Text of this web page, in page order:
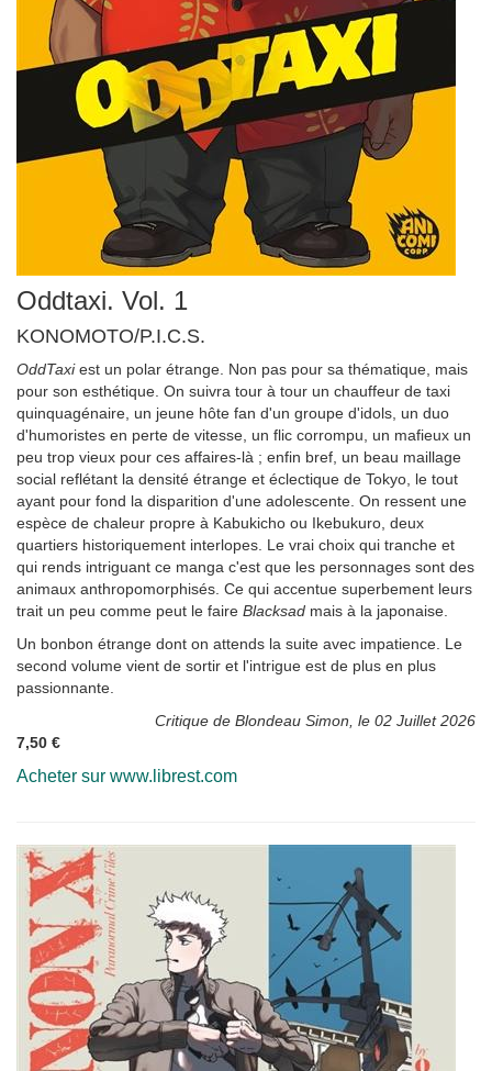
Oddtaxi. Vol. 1
KONOMOTO/P.I.C.S.
OddTaxiest un polar étrange. Non pas pour sa thématique, mais
pour son esthétique. On suivra tour à tour un chauffeur de taxi
quinquagénaire, un jeune hôte fan d'un groupe d'idols, un duo
d'humoristes en perte de vitesse, un flic corrompu, un mafieux un
peu trop vieux pour ces affaires-là ; enfin bref, un beau maillage
social reflétant la densité étrange et éclectique de Tokyo, le tout
ayant pour fond la disparition d'une adolescente. On ressent une
espèce de chaleur propre à Kabukicho ou Ikebukuro, deux
quartiers historiquement interlopes. Le vrai choix qui tranche et
qui rends intriguant ce manga c'est que les personnages sont des
animaux anthropomorphisés. Ce qui accentue superbement leurs
trait un peu comme peut le faire Blacksad mais à la japonaise.
Un bonbon étrange dont on attends la suite avec impatience. Le
second volume vient de sortir et l'intrigue est de plus en plus
passionnante.
Critique de Blondeau Simon, le 02 Juillet 2026
7,50 €
Acheter sur www.librest.com